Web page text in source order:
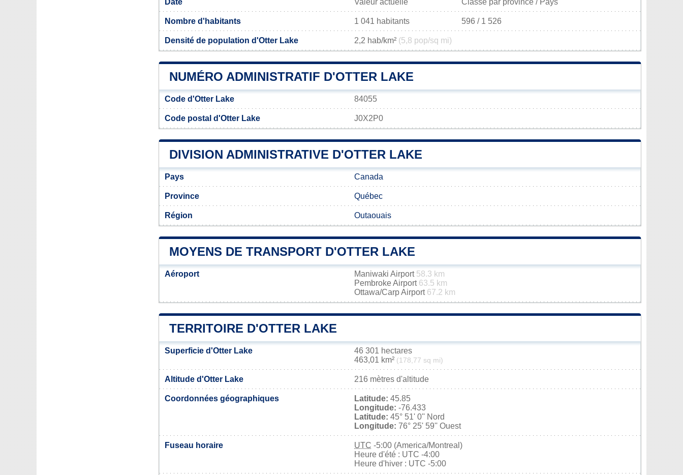
Date Valeur actuelle Classé par province / Pays
Nombre d'habitants 1 041 habitants 596 / 1 526
Densité de population d'Otter Lake 2,2 hab/km² (5,8 pop/sq mi)
NUMÉRO ADMINISTRATIF D'OTTER LAKE
Code d'Otter Lake 84055
Code postal d'Otter Lake J0X2P0
DIVISION ADMINISTRATIVE D'OTTER LAKE
Pays Canada
Province Québec
Région Outaouais
MOYENS DE TRANSPORT D'OTTER LAKE
Aéroport Maniwaki Airport 58.3 km
Pembroke Airport 63.5 km
Ottawa/Carp Airport 67.2 km
TERRITOIRE D'OTTER LAKE
Superficie d'Otter Lake
46 301 hectares
463,01 km² (178,77 sq mi)
Altitude d'Otter Lake 216 mètres d'altitude
Coordonnées géographiques Latitude: 45.85
Longitude: -76.433
Latitude: 45° 51' 0'' Nord
Longitude: 76° 25' 59'' Ouest
Fuseau horaire UTC -5:00 (America/Montreal)
Heure d'été : UTC -4:00
Heure d'hiver : UTC -5:00